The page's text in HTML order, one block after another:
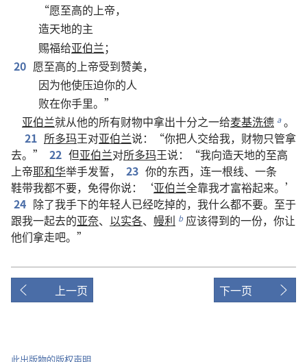
“愿至高的上帝，
造天地的主
赐福给亚伯兰；
20 愿至高的 上帝受到赞美，
因为他使压迫你的人
败在你手里。”
亚伯兰就从他的所有财物中拿出十分之一给麦基洗德 a 。
21 所多玛王对亚伯兰说：“你把人交给我， 财物只管拿
去。” 22 但亚伯兰对所多玛王说：“我向造天地的至高
上帝耶和华举手发誓， 23 你的东西， 连一根线、 一条
鞋带我都不要， 免得你说：‘亚伯兰全靠我才富裕起来。’
24 除了我手下的年轻人已经吃掉的， 我什么都不要。 至于
跟我一起去的亚奈、 以实各、 幔利 b 应该得到的一份， 你让
他们拿走吧。”
上一页 下一页
此出版物的版权声明